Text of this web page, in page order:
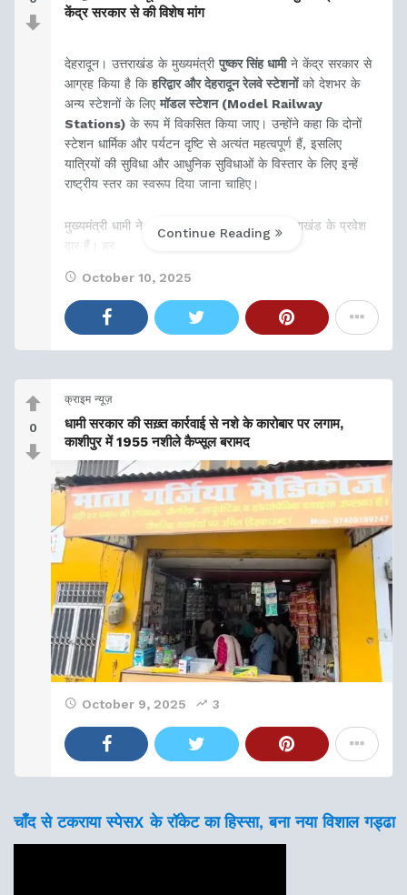
केंद्र सरकार से की विशेष मांग
देहरादून। उत्तराखंड के मुख्यमंत्रीपुष्कर सिंह धामीने केंद्र सरकार से
आग्रह किया है किहरिद्वार और देहरादून रेलवे स्टेशनोंको देशभर के
अन्य स्टेशनों के लिएमॉडल स्टेशन (Model Railway
Stations) के रूप में विकसित किया जाए। उन्होंने कहा कि दोनों
स्टेशन धार्मिक और पर्यटन दृष्टि से अत्यंत महत्वपूर्ण हैं, इसलिए
यात्रियों की सुविधा और आधुनिक सुविधाओं के विस्तार के लिए इन्हें
राष्ट्रीय स्तर का स्वरूप दिया जाना चाहिए।
मुख्यमंत्री धामी ने कहा कि हरिद्वार और देहरादून उत्तराखंड के प्रवेश
द्वार हैं। हर
Continue Reading
October 10, 2025
0
क्राइम न्यूज़
धामी सरकार की सख़्त कार्रवाई से नशे के कारोबार पर लगाम,
काशीपुर में 1955 नशीले कैप्सूल बरामद
October 9, 2025 3
चाँद से टकराया स्पेसX के रॉकेट का हिस्सा, बना नया विशाल गड्ढा